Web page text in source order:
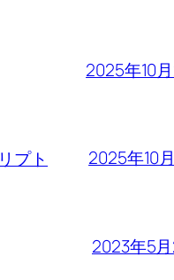
2025年10
プト 2025年10
2023年5